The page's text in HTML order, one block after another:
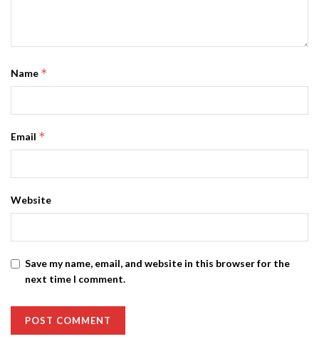
Name *
Email *
Website
Save my name, email, and website in this browser for the
next time I comment.